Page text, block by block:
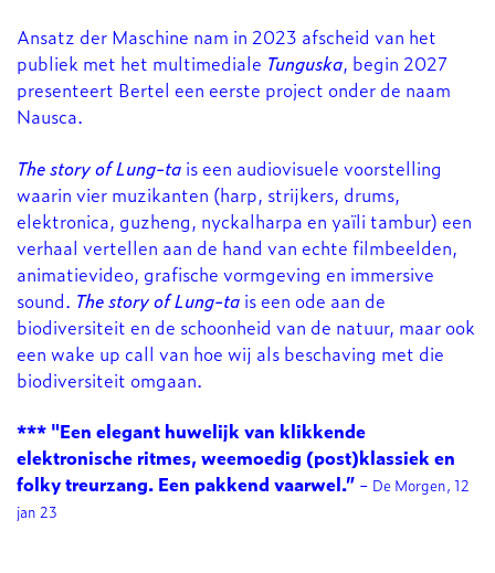
Ansatz der Maschine nam in 2023 afscheid van het
publiek met het multimediale Tunguska, begin 2027
presenteert Bertel een eerste project onder de naam
Nausca.
The story of Lung-ta is een audiovisuele voorstelling
waarin vier muzikanten (harp, strijkers, drums,
elektronica, guzheng, nyckalharpa en yaïli tambur) een
verhaal vertellen aan de hand van echte filmbeelden,
animatievideo, grafische vormgeving en immersive
sound. The story of Lung-ta is een ode aan de
biodiversiteit en de schoonheid van de natuur, maar ook
een wake up call van hoe wij als beschaving met die
biodiversiteit omgaan.
*** "Een elegant huwelijk van klikkende
elektronische ritmes, weemoedig (post)klassiek en
folky treurzang. Een pakkend vaarwel.” - De Morgen, 12
jan 23